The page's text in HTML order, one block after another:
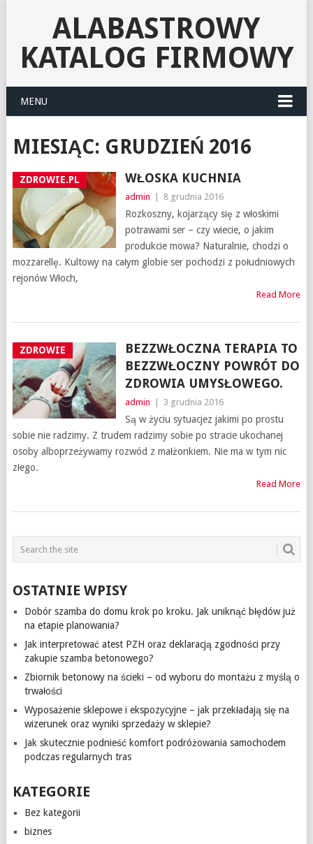
ALABASTROWY
KATALOG FIRMOWY
MENU
MIESIĄC: GRUDZIEŃ 2016
ZDROWIE.PL WŁOSKA KUCHNIA
admin 8 grudnia 2016
Rozkoszny, kojarzący się z włoskimi
potrawami ser – czy wiecie, o jakim
produkcie mowa? Naturalnie, chodzi o
mozzarellę. Kultowy na całym globie ser pochodzi z południowych
rejonów Włoch,
Read More
ZDROWIE
BEZZWŁOCZNA TERAPIA TO
BEZZWŁOCZNY POWRÓT DO
ZDROWIA UMYSŁOWEGO.
admin 3 grudnia 2016
Są w życiu sytuacjez jakimi po prostu
sobie nie radzimy. Z trudem radzimy sobie po stracie ukochanej
osoby alboprzeżywamy rozwód z małżonkiem. Nie ma w tym nic
złego.
Read More
OSTATNIE WPISY
Dobór szamba do domu krok po kroku. Jak uniknąć błędów już
na etapie planowania?
Jak interpretować atest PZH oraz deklaracją zgodności przy
zakupie szamba betonowego?
Zbiornik betonowy na ścieki – od wyboru do montażu z myślą o
trwałości
Wyposażenie sklepowe i ekspozycyjne – jak przekładają się na
wizerunek oraz wyniki sprzedaży w sklepie?
Jak skutecznie podnieść komfort podróżowania samochodem
podczas regularnych tras
KATEGORIE
Bez kategorii
biznes